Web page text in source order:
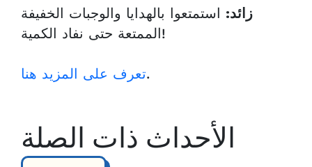
زائد: استمتعوا بالهدايا والوجبات الخفيفة
الممتعة حتى نفاد الكمية!
تعرف على المزيد هنا.
الأحداث ذات الصلة